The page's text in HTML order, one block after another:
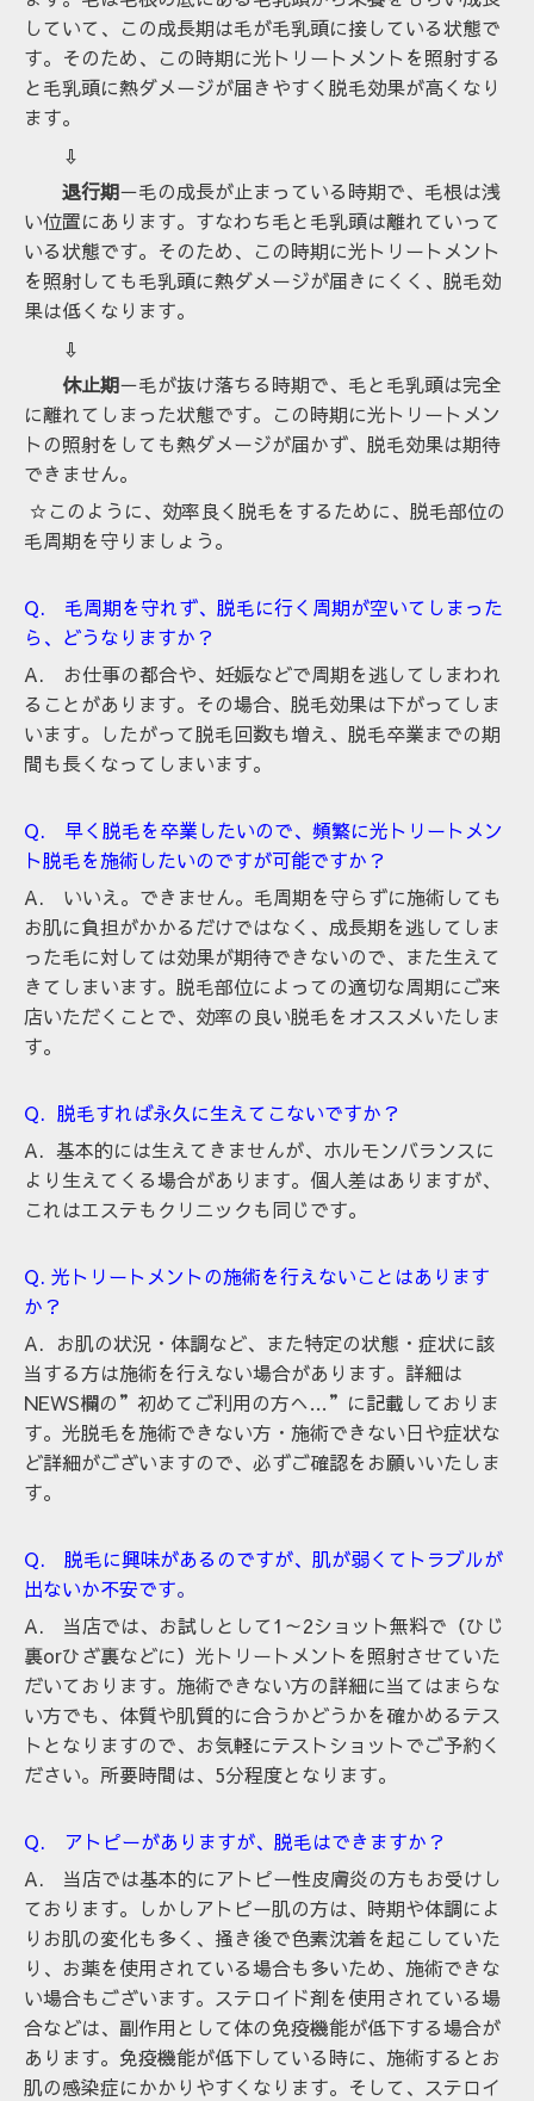
していて、この成長期は毛が毛乳頭に接している状態で
す。そのため、この時期に光トリートメントを照射する
と毛乳頭に熱ダメージが届きやすく脱毛効果が高くなり
ます。
⇩
退行期－毛の成長が止まっている時期で、毛根は浅
い位置にあります。すなわち毛と毛乳頭は離れていって
いる状態です。そのため、この時期に光トリートメント
を照射しても毛乳頭に熱ダメージが届きにくく、脱毛効
果は低くなります。
⇩
休止期－毛が抜け落ちる時期で、毛と毛乳頭は完全
に離れてしまった状態です。この時期に光トリートメン
トの照射をしても熱ダメージが届かず、脱毛効果は期待
できません。
☆このように、効率良く脱毛をするために、脱毛部位の
毛周期を守りましょう。
Q. 毛周期を守れず、脱毛に行く周期が空いてしまった
ら、どうなりますか？
A. お仕事の都合や、妊娠などで周期を逃してしまわれ
ることがあります。その場合、脱毛効果は下がってしま
います。したがって脱毛回数も増え、脱毛卒業までの期
間も長くなってしまいます。
Q. 早く脱毛を卒業したいので、頻繁に光トリートメン
ト脱毛を施術したいのですが可能ですか？
A. いいえ。できません。毛周期を守らずに施術しても
お肌に負担がかかるだけではなく、成長期を逃してしま
った毛に対しては効果が期待できないので、また生えて
きてしまいます。脱毛部位によっての適切な周期にご来
店いただくことで、効率の良い脱毛をオススメいたしま
す。
Q. 脱毛すれば永久に生えてこないですか？
A. 基本的には生えてきませんが、ホルモンバランスに
より生えてくる場合があります。個人差はありますが、
これはエステもクリニックも同じです。
Q. 光トリートメントの施術を行えないことはあります
か？
A. お肌の状況・体調など、また特定の状態・症状に該
当する方は施術を行えない場合があります。詳細は
NEWS欄の”初めてご利用の方へ…”に記載しておりま
す。 光脱毛を施術できない方・施術できない日や症状な
ど詳細がございますので、必ずご確認をお願いいたしま
す。
Q. 脱毛に興味があるのですが、肌が弱くてトラブルが
出ないか不安です。
A. 当店では、お試しとして1～2ショット無料で（ひじ
裏orひざ裏などに）光トリートメントを照射させていた
だいております。施術できない方の詳細に当てはまらな
い方でも、体質や肌質的に合うかどうかを確かめるテス
トとなりますので、お気軽にテストショットでご予約く
ださい。所要時間は、5分程度となります。
Q. アトピーがありますが、脱毛はできますか？
A. 当店では基本的にアトピー性皮膚炎の方もお受けし
ております。しかしアトピー肌の方は、時期や体調によ
りお肌の変化も多く、掻き後で色素沈着を起こしていた
り、 お薬を使用されている場合も多いため、施術できな
い場合もございます。ステロイド剤を使用されている場
合などは、副作用として体の免疫機能が低下する場合が
あります。免疫機能が低下している時に、施術するとお
肌の感染症にかかりやすくなります。そして、ステロイ